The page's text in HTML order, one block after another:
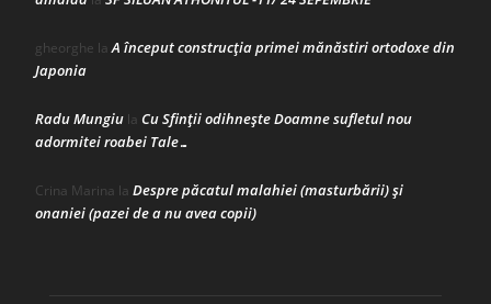
gheorghe laA început construcţia primei mănăstiri ortodoxe din
Japonia
Radu Mungiu la Cu Sfinții odihnește Doamne sufletul nou
adormitei roabei Tale…
Crina Marina la Despre păcatul malahiei (masturbării) şi
onaniei (pazei de a nu avea copii)